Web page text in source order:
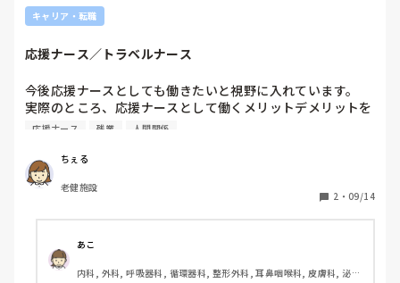
キャリア・転職
応援ナース／トラベルナース
今後応援ナースとしても働きたいと視野に入れています。
実際のところ、応援ナースとして働くメリットデメリットを
働いた経験がある方いらっしゃいましたら色々詳しく教えて
の有無などなんでもいいので教えてほしいです。
応援ナース 残業 人間関係
ちぇる
老健施設
2 ・ 09/14
あこ
内科, 外科, 呼吸器科, 循環器科, 整形外科, 耳鼻咽喉科, 皮膚科, 泌尿